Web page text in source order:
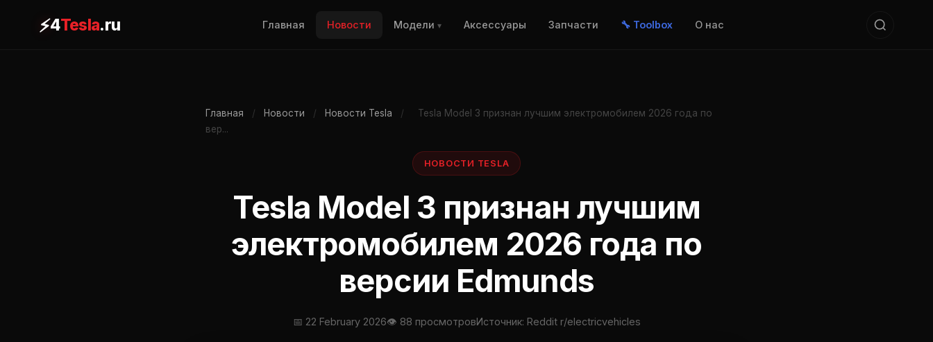
⚡4Tesla.ru Главная Новости Модели▾ Аксессуары Запчасти 🔧 Toolbox О нас
Главная / Новости / Новости Tesla /
Tesla Model 3 признан лучшим электромобилем 2026 года по
вер...
НОВОСТИ TESLA
Tesla Model 3 признан лучшим
электромобилем 2026 года по
версии Edmunds
📅 22 February 2026👁 88 просмотровИсточник: Reddit r/electricvehicles